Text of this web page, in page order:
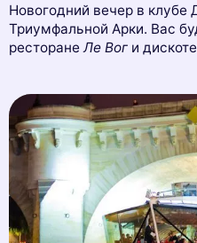
Новогодний вечер в клубе
Триумфальной Арки. Вас
ресторанеЛе Вог и